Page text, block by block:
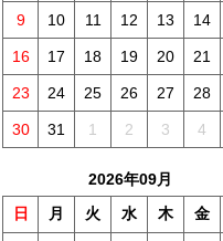
9 10 11 12 13 14
16 17 18 19 20 21
23 24 25 26 27 28
30 31 1 2 3 4
2026年09月
日
月 火 水 木 金